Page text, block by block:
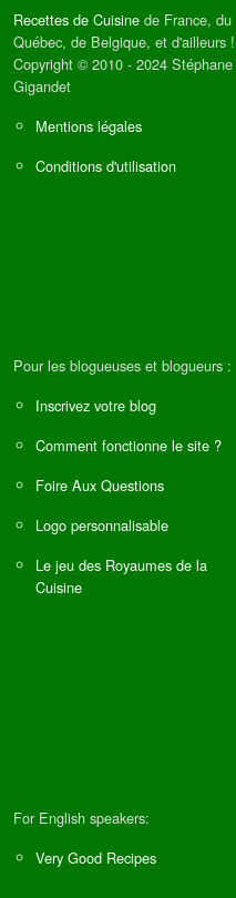
Recettes de Cuisine de France, du
Québec, de Belgique, et d'ailleurs !
Copyright © 2010 - 2024 Stéphane
Gigandet
Mentions légales
Conditions d'utilisation
Pour les blogueuses et blogueurs :
Inscrivez votre blog
Comment fonctionne le site ?
Foire Aux Questions
Logo personnalisable
Le jeu des Royaumes de la
Cuisine
For English speakers:
Very Good Recipes